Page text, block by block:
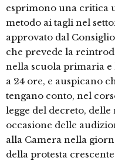
esprimono una critica
metodo ai tagli nel
approvato dal
che prevede la
nella scuola primaria
a 24 ore, e auspicano
tengano conto, nel
legge del decreto,
occasione delle
alla Camera nella
della protesta crescente